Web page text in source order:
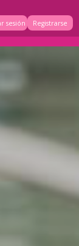
sesión Registrarse